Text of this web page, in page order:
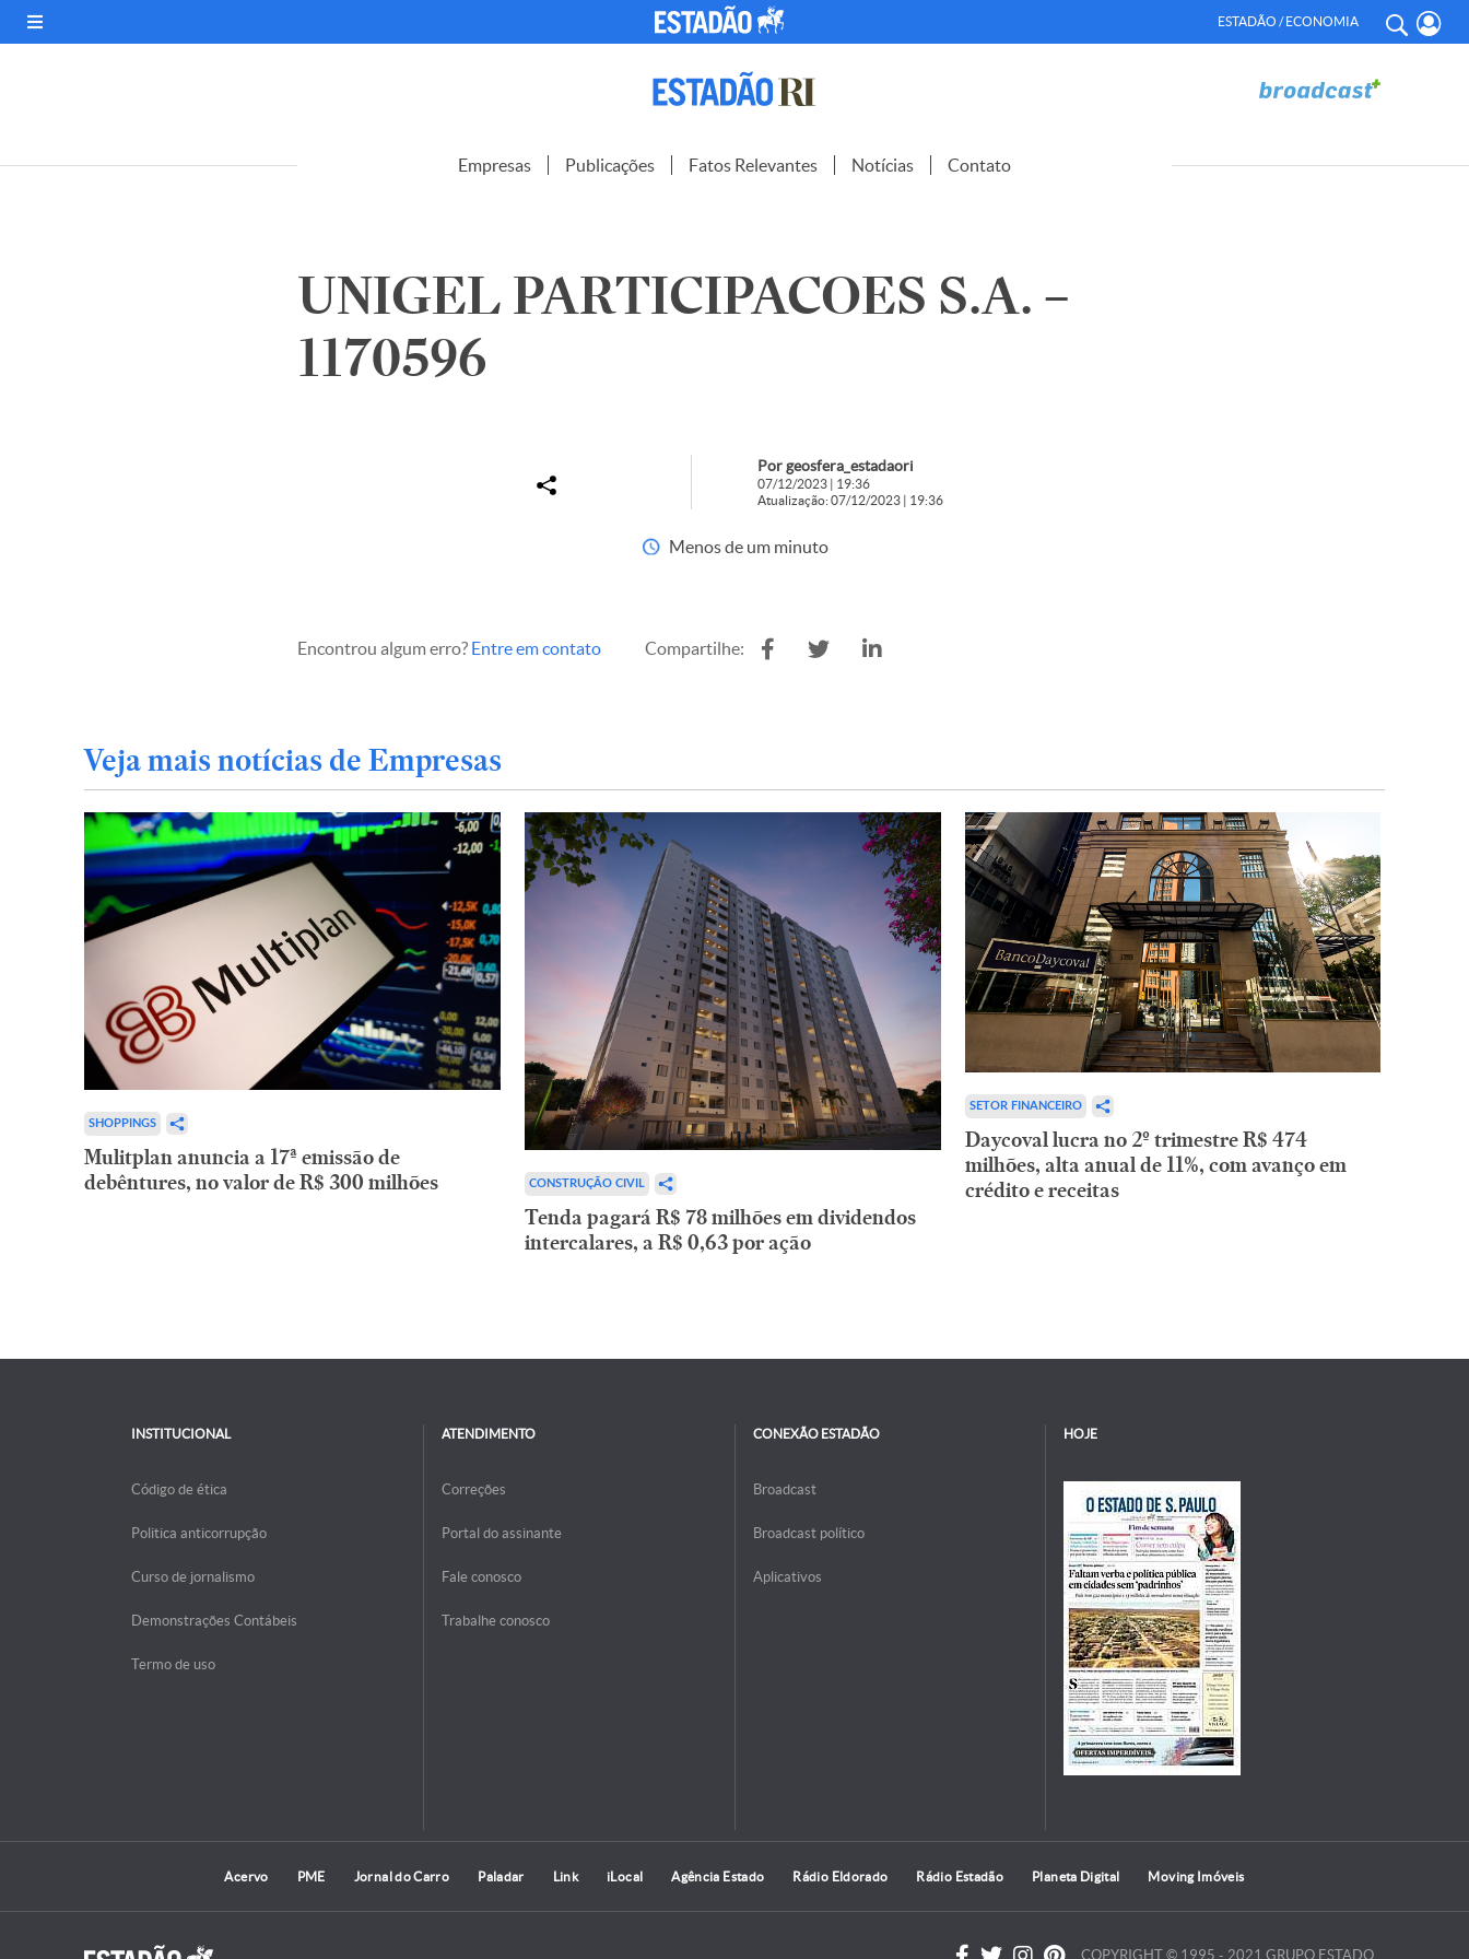
ESTADÃO / ECONOMIA
Empresas Publicações Fatos Relevantes Notícias Contato
UNIGEL PARTICIPACOES S.A. –
1170596
Por geosfera_estadaori
07/12/2023 | 19:36
Atualização: 07/12/2023 | 19:36
Menos de um minuto
Encontrou algum erro? Entre em contato Compartilhe:
Veja mais notícias de Empresas
SHOPPINGS
Mulitplan anuncia a 17ª emissão de
debêntures, no valor de R$ 300 milhões
CONSTRUÇÃO CIVIL
Tenda pagará R$ 78 milhões em dividendos
intercalares, a R$ 0,63 por ação
SETOR FINANCEIRO
Daycoval lucra no 2º trimestre R$ 474
milhões, alta anual de 11%, com avanço em
crédito e receitas
INSTITUCIONAL
Código de ética
Politica anticorrupção
Curso de jornalismo
Demonstrações Contábeis
Termo de uso
ATENDIMENTO
Correções
Portal do assinante
Fale conosco
Trabalhe conosco
CONEXÃO ESTADÃO
Broadcast
Broadcast político
Aplicativos
HOJE
Acervo PME Jornal do Carro Paladar Link iLocal Agência Estado Rádio Eldorado Rádio Estadão Planeta Digital Moving Imóveis
COPYRIGHT © 1995 - 2021 GRUPO ESTADO